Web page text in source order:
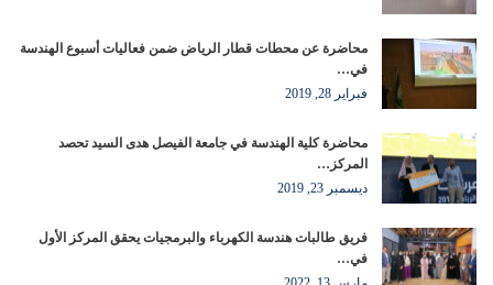
محاضرة عن محطات قطار الرياض ضمن فعاليات أسبوع الهندسة
في…
فبراير 28, 2019
محاضرة كلية الهندسة في جامعة الفيصل هدى السيد تحصد
المركز…
ديسمبر 23, 2019
فريق طالبات هندسة الكهرباء والبرمجيات يحقق المركز الأول
في…